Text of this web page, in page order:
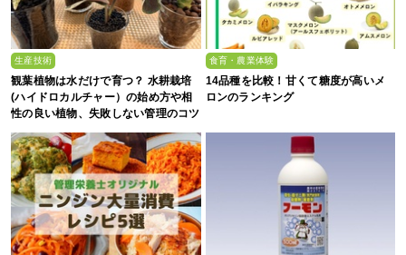
生産技術
観葉植物は水だけで育つ？ 水耕栽培
(ハイドロカルチャー）の始め方や相
性の良い植物、失敗しない管理のコツ
まで徹底解説
食育・農業体験
14品種を比較！甘くて糖度が高いメ
ロンのランキング